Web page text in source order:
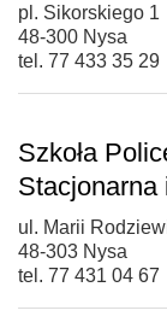
pl. Sikorskiego 1
48-300 Nysa
tel. 77 433 35 29
Szkoła
Stacjonarna
ul. Marii
48-303 Nysa
tel. 77 431 04 67